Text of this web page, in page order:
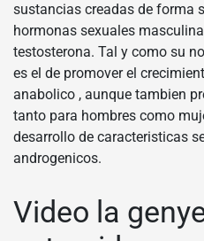
sustancias creadas de forma
hormonas sexuales
testosterona. Tal y como su
es el de promover el
anabolico , aunque tambien
tanto para hombres como
desarrollo de caracteristicas
androgenicos.
Video la